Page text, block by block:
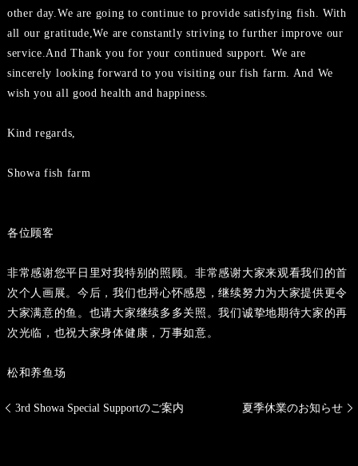
other day.We are going to continue to provide satisfying fish. With
all our gratitude,We are constantly striving to further improve our
service.And Thank you for your continued support. We are
sincerely looking forward to you visiting our fish farm. And We
wish you all good health and happiness.
Kind regards,
Showa fish farm
各位顾客
非常感谢您平日里对我特别的照顾。非常感谢大家来观看我们的首
次个人画展。今后，我们也捋心怀感恩，继续努力为大家提供更令
大家满意的鱼。也请大家继续多多关照。我们诚挚地期待大家的再
次光临，也祝大家身体健康，万事如意。
松和养鱼场
3rd Showa Special Supportのご案内 夏季休業のお知らせ